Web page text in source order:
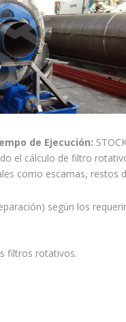
de Ejecución:
el cálculo de filtro
como escamas, restos
según los
filtros rotativos.